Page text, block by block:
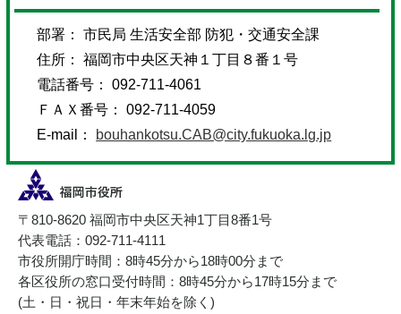
部署： 市民局 生活安全部 防犯・交通安全課
住所： 福岡市中央区天神１丁目８番１号
電話番号： 092-711-4061
ＦＡＸ番号： 092-711-4059
E-mail：
bouhankotsu.CAB@city.fukuoka.lg.jp
〒810-8620 福岡市中央区天神1丁目8番1号
代表電話：092-711-4111
市役所開庁時間：8時45分から18時00分まで
各区役所の窓口受付時間：8時45分から17時15分まで
(土・日・祝日・年末年始を除く)